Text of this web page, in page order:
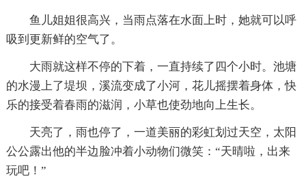
鱼儿姐姐很高兴，当雨点落在水面上时，她就可以呼
吸到更新鲜的空气了。
大雨就这样不停的下着，一直持续了四个小时。池塘
的水漫上了堤坝，溪流变成了小河，花儿摇摆着身体，快
乐的接受着春雨的滋润，小草也使劲地向上生长。
天亮了，雨也停了，一道美丽的彩虹划过天空，太阳
公公露出他的半边脸冲着小动物们微笑：“天晴啦，出来
玩吧！”